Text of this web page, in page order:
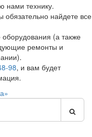
нами технику.
обязательно найдете все
(а также
ремонты и
98, и вам будет